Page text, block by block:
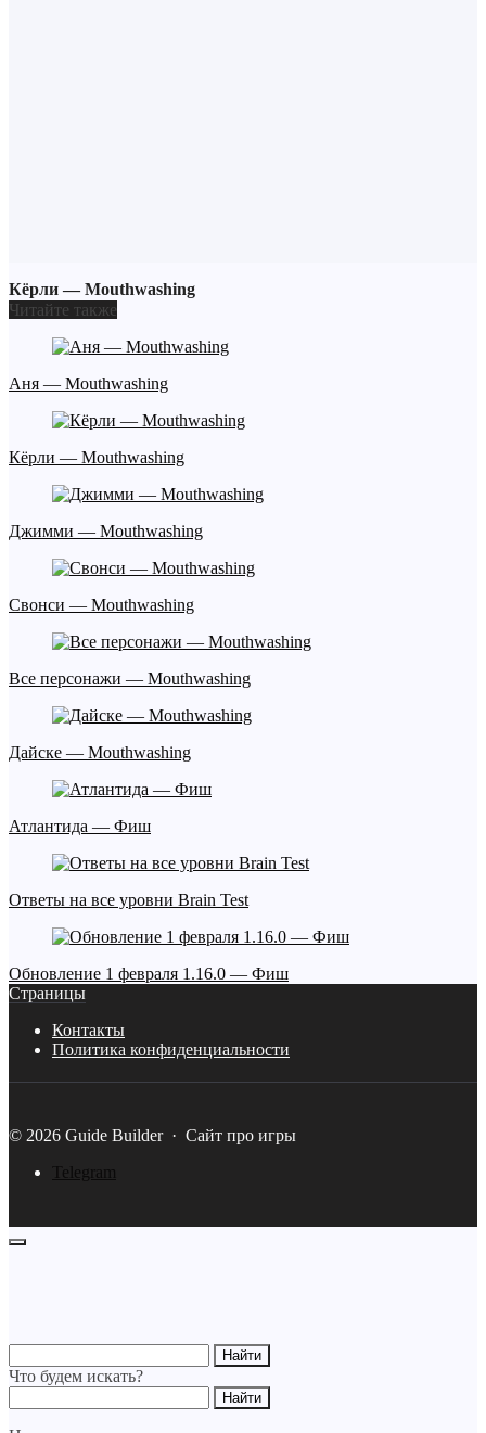
Кёрли — Mouthwashing
Читайте также
Аня — Mouthwashing
Кёрли — Mouthwashing
Джимми — Mouthwashing
Свонси — Mouthwashing
Все персонажи — Mouthwashing
Дайске — Mouthwashing
Атлантида — Фиш
Ответы на все уровни Brain Test
Обновление 1 февраля 1.16.0 — Фиш
Страницы
Контакты
Политика конфиденциальности
© 2026 Guide Builder· Сайт про игры
Telegram
Что будем искать?